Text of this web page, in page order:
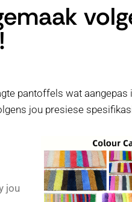
pantoffels wat
jou presiese
jou